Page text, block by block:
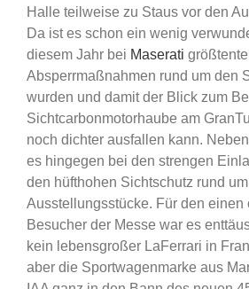
Halle teilweise zu Staus vor den
Da ist es schon ein wenig
diesem Jahr bei Maserati
Absperrmaßnahmen rund um den
wurden und damit der Blick zum
Sichtcarbonmotorhaube am
noch dichter ausfallen kann.
es hingegen bei den strengen
den hüfthohen Sichtschutz rund
Ausstellungsstücke. Für den einen
Besucher der Messe war es
kein lebensgroßer LaFerrari in
aber die Sportwagenmarke aus